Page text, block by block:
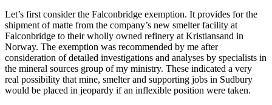
Let’s first consider the Falconbridge exemption. It provides for the
shipment of matte from the company’s new smelter facility at
Falconbridge to their wholly owned refinery at Kristiansand in
Norway. The exemption was recommended by me after
consideration of detailed investigations and analyses by specialists in
the mineral sources group of my ministry. These indicated a very
real possibility that mine, smelter and supporting jobs in Sudbury
would be placed in jeopardy if an inflexible position were taken.